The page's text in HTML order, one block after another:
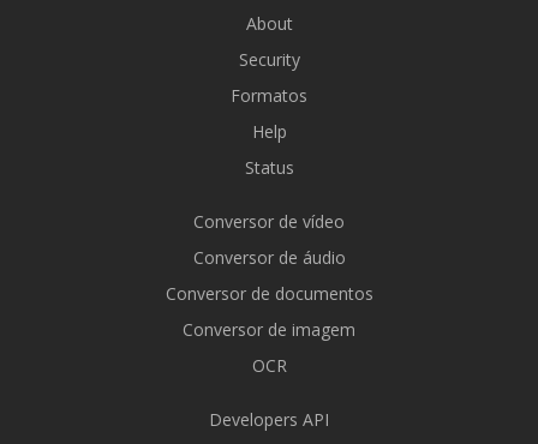
About
Security
Formatos
Help
Status
Conversor de vídeo
Conversor de áudio
Conversor de documentos
Conversor de imagem
OCR
Developers API